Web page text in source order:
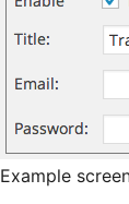
Example